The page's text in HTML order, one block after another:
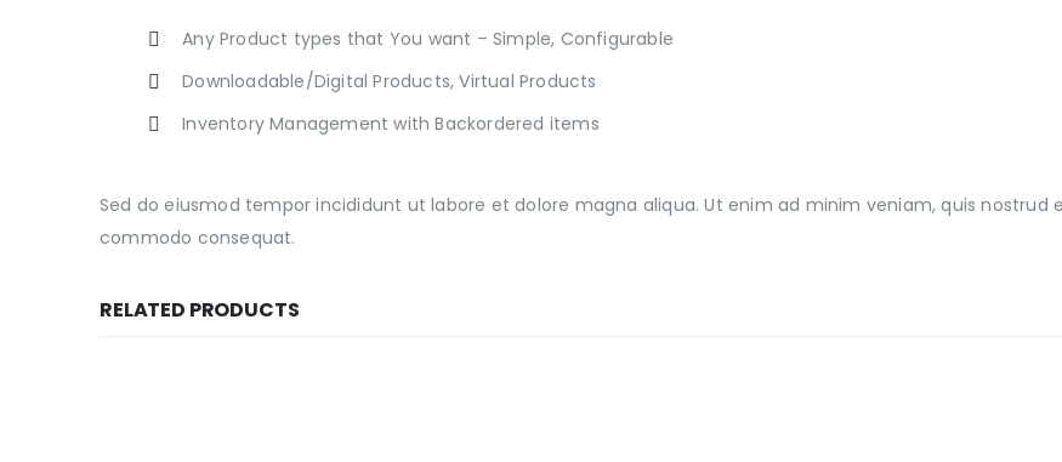
Any Product types that You want – Simple, Configurable
Downloadable/Digital Products, Virtual Products
Inventory Management with Backordered items
Sed do eiusmod tempor incididunt ut labore et dolore magna aliqua. Ut enim ad minim veniam, quis nostrud
commodo consequat.
RELATED PRODUCTS